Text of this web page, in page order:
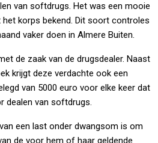
van softdrugs. Het was een mooie
korps bekend. Dit soort controles
vaker doen in Almere Buiten.
de zaak van de drugsdealer. Naast
krijgt deze verdachte ook een
van 5000 euro voor elke keer dat
dealen van softdrugs.
een last onder dwangsom is om
de voor hem of haar geldende